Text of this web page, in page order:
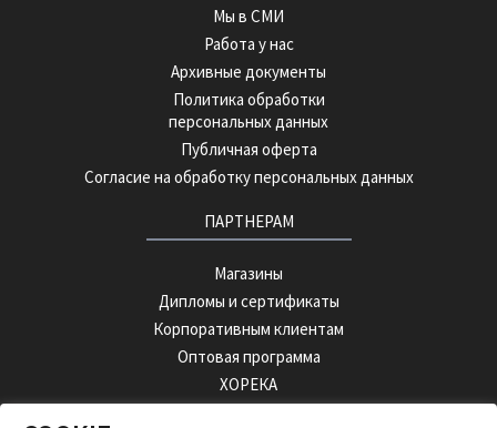
Мы в СМИ
Работа у нас
Архивные документы
Политика обработки
персональных данных
Публичная оферта
Согласие на обработку персональных данных
ПАРТНЕРАМ
Магазины
Дипломы и сертификаты
Корпоративным клиентам
Оптовая программа
ХОРЕКА